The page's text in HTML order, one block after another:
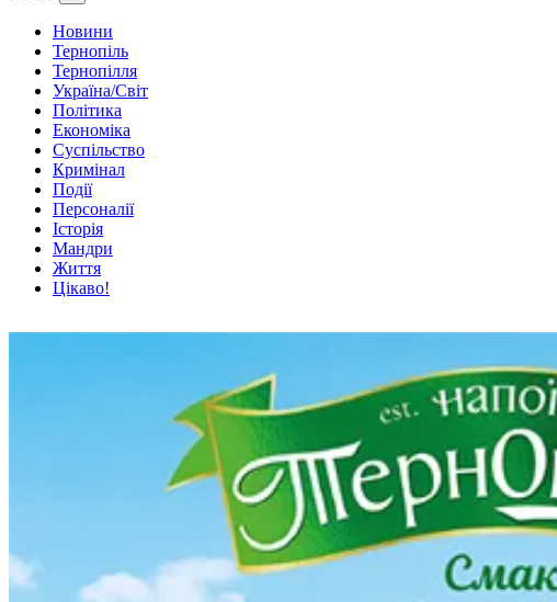
Новини
Тернопіль
Тернопілля
Україна/Світ
Політика
Економіка
Суспільство
Кримінал
Події
Персоналії
Історія
Мандри
Життя
Цікаво!